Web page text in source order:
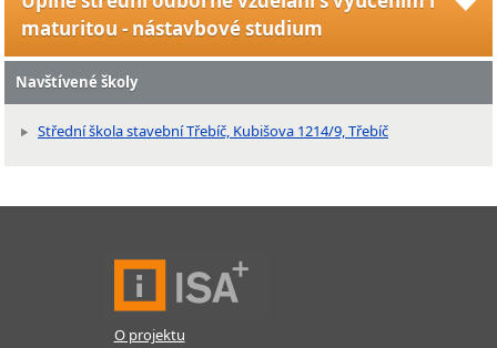
maturitou - nástavbové studium
Navštívené školy
Střední škola stavební Třebíč, Kubišova 1214/9, Třebíč
O projektu